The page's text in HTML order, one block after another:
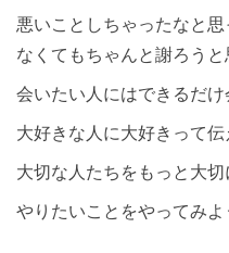
悪いことしちゃったなと
なくてもちゃんと謝ろうと
会いたい人にはできるだ
大好きな人に大好きって
大切な人たちをもっと大
やりたいことをやってみ